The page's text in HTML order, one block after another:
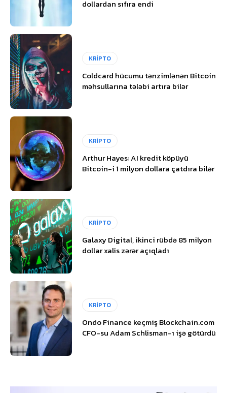
dollardan sıfıra endi
KRİPTO
Coldcard hücumu tənzimlənən Bitcoin
məhsullarına tələbi artıra bilər
KRİPTO
Arthur Hayes: AI kredit köpüyü
Bitcoin-i 1 milyon dollara çatdıra bilər
KRİPTO
Galaxy Digital, ikinci rübdə 85 milyon
dollar xalis zərər açıqladı
KRİPTO
Ondo Finance keçmiş Blockchain.com
CFO-su Adam Schlisman-ı işə götürdü